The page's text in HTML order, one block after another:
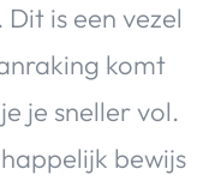
. Dit is een vezel
komt
je sneller vol.
bewijs